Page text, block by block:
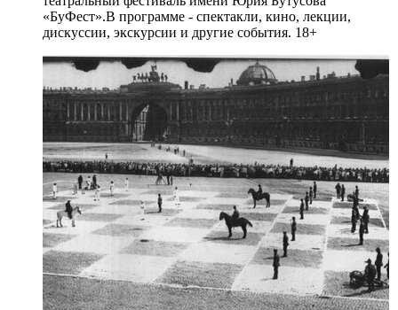
«БуФест».В программе - спектакли, кино, лекции,
дискуссии, экскурсии и другие события. 18+